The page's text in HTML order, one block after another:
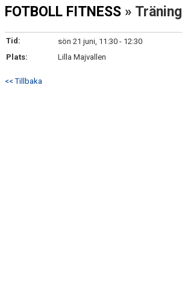
HEM
KALENDER
KONTAKT
FOTBOLL FITNESS » Träning
Tid:
sön 21 juni, 11:30 - 12:30
Plats:
Lilla Majvallen
<< Tillbaka